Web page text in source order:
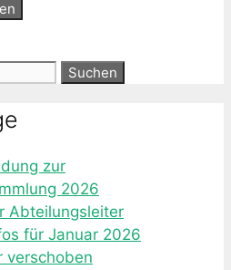
zur
2026
Abteilungsleiter
für Januar 2026
verschoben